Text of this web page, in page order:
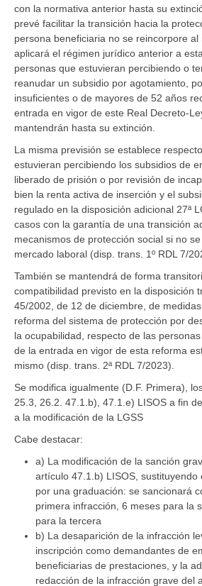
con la normativa anterior hasta su
prevé facilitar la transición hacia la
persona beneficiaria no se reincorpore al
aplicará el régimen jurídico anterior a
personas que estuvieran percibiendo o
reanudar un subsidio por agotamiento,
insuficientes o de mayores de 52 años
entrada en vigor de este Real Decreto-
mantendrán hasta su extinción.
La misma previsión se establece
estuvieran percibiendo los subsidios de
liberado de prisión o por revisión de
bien la renta activa de inserción y el
regulado en la disposición adicional 27ª
casos con la garantía de una transición
mecanismos de protección social si no
mercado laboral (disp. trans. 1º RDL 7/
También se mantendrá de forma
compatibilidad previsto en la disposición
45/2002, de 12 de diciembre, de
reforma del sistema de protección por
la ocupabilidad, respecto de las
de la entrada en vigor de esta reforma
mismo (disp. trans. 2ª RDL 7/2023).
Se modifica igualmente (D.F. Primera),
25.3, 26.2. 47.1.b), 47.1.e) LISOS a fin
a la modificación de la LGSS
Cabe destacar:
a) La modificación de la sanción
artículo 47.1.b) LISOS, sustituyendo
por una graduación: se sancionará
primera infracción, 6 meses para la
para la tercera
b) La desaparición de la infracción
inscripción como demandantes de
beneficiarias de prestaciones, y la
redacción de la infracción grave del